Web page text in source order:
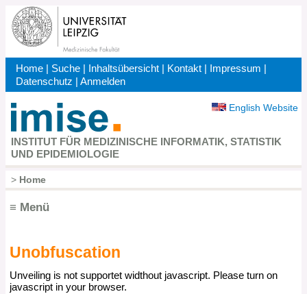
Direkt
zum
Inhalt
Kopfbereich
Home | Suche | Inhaltsübersicht | Kontakt | Impressum |
Datenschutz |Anmelden
English Website
INSTITUT FÜR MEDIZINISCHE INFORMATIK, STATISTIK
UND EPIDEMIOLOGIE
Pfadnavigation
> Home
≡ Menü
Hauptnavigation
Unobfuscation
Unveiling is not supportet widthout javascript. Please turn on
javascript in your browser.